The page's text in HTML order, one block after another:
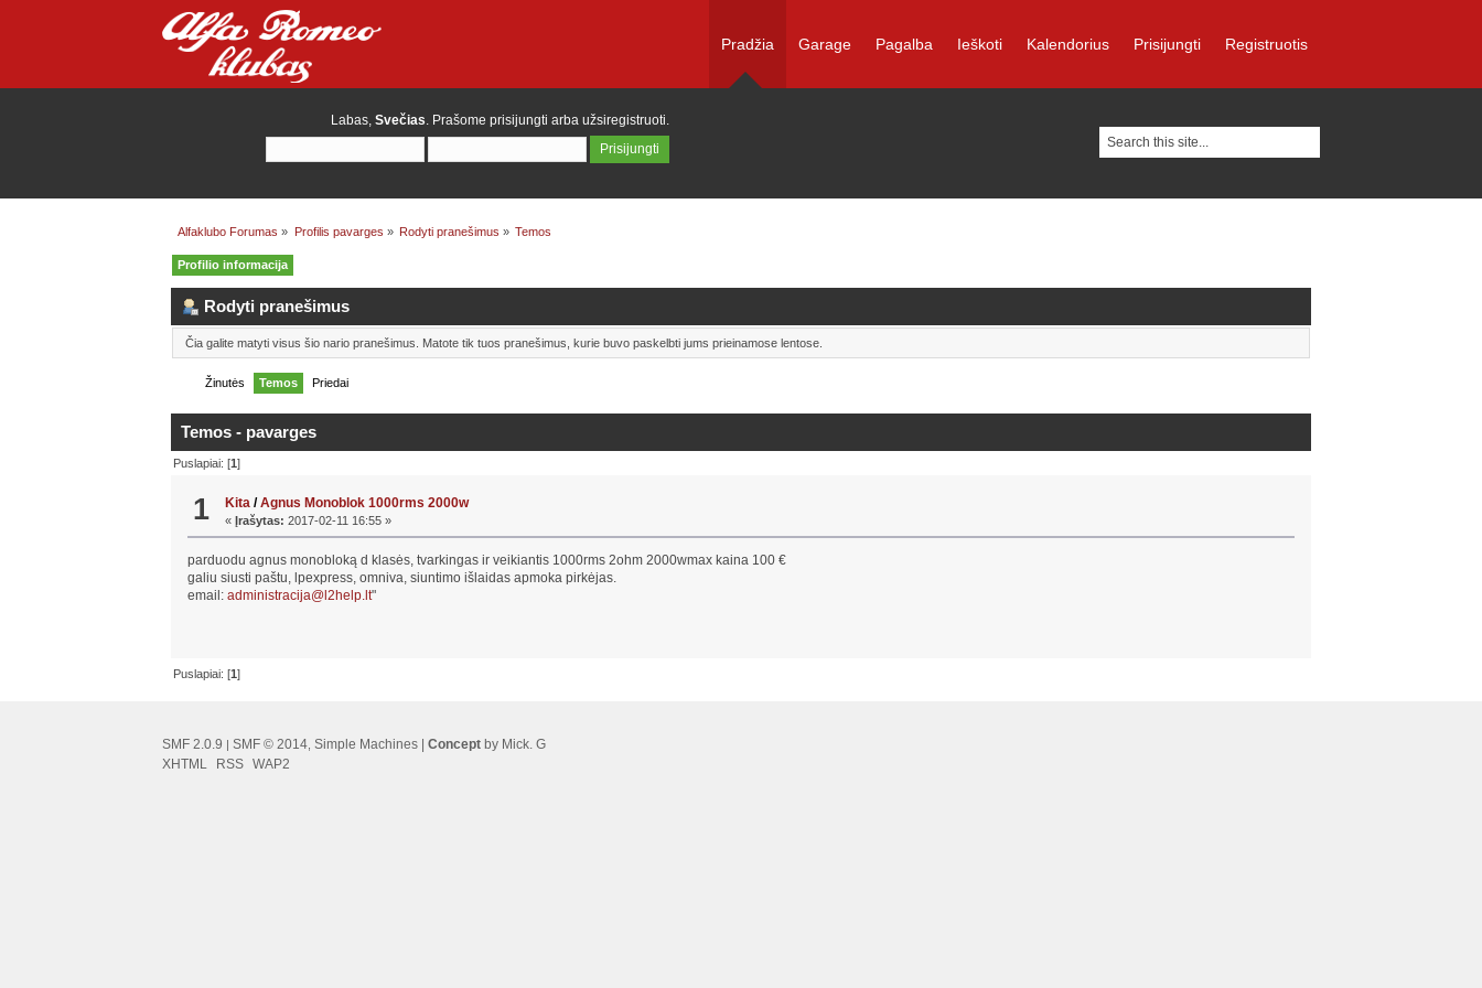
Pradžia Garage Pagalba Ieškoti Kalendorius Prisijungti Registruotis
Labas, Svečias. Prašome prisijungti arba užsiregistruoti.
Alfaklubo Forumas » Profilis pavarges » Rodyti pranešimus » Temos
Profilio informacija
Rodyti pranešimus
Čia galite matyti visus šio nario pranešimus. Matote tik tuos pranešimus, kurie buvo paskelbti jums prieinamose lentose.
Žinutės Temos Priedai
Temos - pavarges
Puslapiai: [1]
1 Kita /Agnus Monoblok 1000rms 2000w
« Įrašytas: 2017-02-11 16:55 »
parduodu agnus monobloką d klasės, tvarkingas ir veikiantis 1000rms 2ohm 2000wmax kaina 100 €
galiu siusti paštu, lpexpress, omniva, siuntimo išlaidas apmoka pirkėjas.
email: administracija@l2help.lt"
Puslapiai: [1]
SMF 2.0.9 | SMF © 2014 Simple Machines Concept by Mick. G
XHTML
RSS WAP2